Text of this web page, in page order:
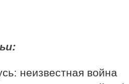
неизвестная война